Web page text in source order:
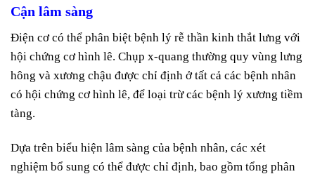
Cận lâm sàng
Điện cơ có thể phân biệt bệnh lý rễ thần kinh thắt lưng với
hội chứng cơ hình lê. Chụp x-quang thường quy vùng lưng
hông và xương chậu được chỉ định ở tất cả các bệnh nhân
có hội chứng cơ hình lê, để loại trừ các bệnh lý xương tiềm
tàng.
Dựa trên biểu hiện lâm sàng của bệnh nhân, các xét
nghiệm bổ sung có thể được chỉ định, bao gồm tổng phân